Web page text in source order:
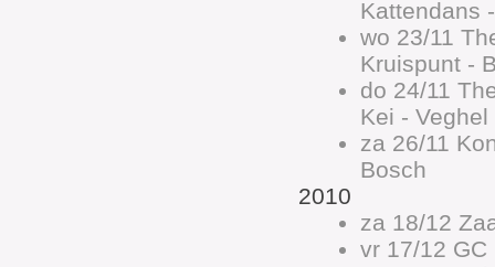
Kattendans
wo 23/11
Kruispunt -
do 24/11
Kei - Veghel
za 26/11
Bosch
2010
za 18/12
vr 17/12 GC